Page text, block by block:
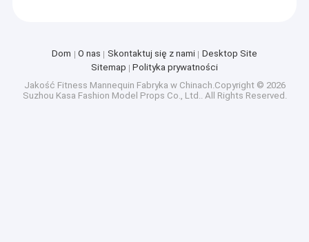
Dom O nas Skontaktuj się z nami
Desktop Site
Sitemap
Polityka prywatności
Jakość Fitness Mannequin Fabryka w Chinach.Copyright © 2026
Suzhou Kasa Fashion Model Props Co., Ltd.. All Rights Reserved.